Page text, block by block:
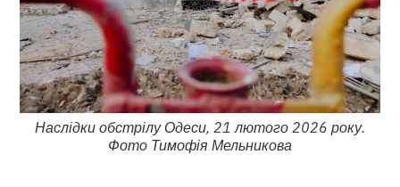
Наслідки обстрілу Одеси, 21 лютого 2026 року.
Фото Тимофія Мельникова